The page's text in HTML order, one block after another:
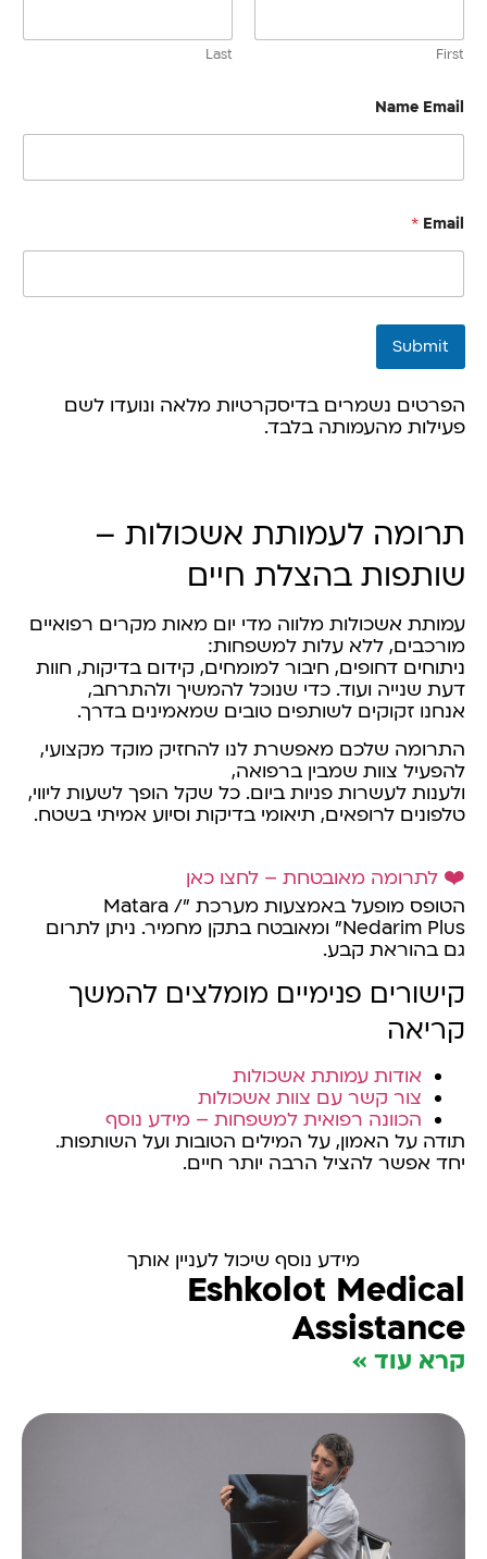
First
Last
Name Email
Email
*
Submit
הפרטים נשמרים בדיסקרטיות מלאה ונועדו לשם
פעילות מהעמותה בלבד.
תרומה לעמותת אשכולות –
שותפות בהצלת חיים
עמותת אשכולות מלווה מדי יום מאות מקרים רפואיים
מורכבים, ללא עלות למשפחות:
ניתוחים דחופים, חיבור למומחים, קידום בדיקות, חוות
דעת שנייה ועוד. כדי שנוכל להמשיך ולהתרחב,
אנחנו זקוקים לשותפים טובים שמאמינים בדרך.
התרומה שלכם מאפשרת לנו להחזיק מוקד מקצועי,
להפעיל צוות שמבין ברפואה,
ולענות לעשרות פניות ביום. כל שקל הופך לשעות ליווי,
טלפונים לרופאים, תיאומי בדיקות וסיוע אמיתי בשטח.
❤️ לתרומה מאובטחת – לחצו כאן
הטופס מופעל באמצעות מערכת "Matara /
Nedarim Plus" ומאובטח בתקן מחמיר. ניתן לתרום
גם בהוראת קבע.
קישורים פנימיים מומלצים להמשך
קריאה
אודות עמותת אשכולות
צור קשר עם צוות אשכולות
הכוונה רפואית למשפחות – מידע נוסף
תודה על האמון, על המילים הטובות ועל השותפות.
יחד אפשר להציל הרבה יותר חיים.
מידע נוסף שיכול לעניין אותך
Eshkolot Medical
Assistance
קרא עוד »